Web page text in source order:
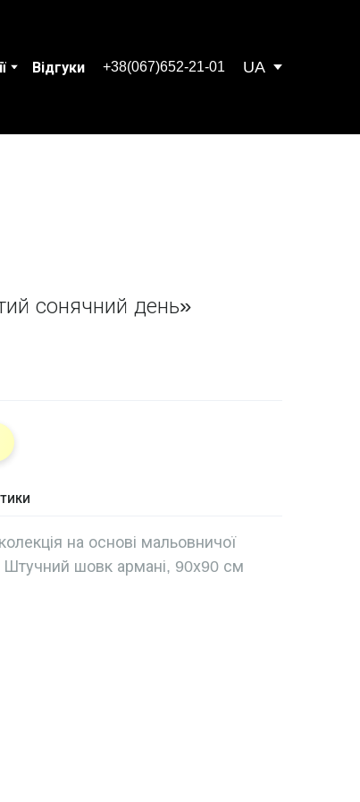
Відгуки +38(067)652-21-01 UA
сонячний день»
на основі мальовничої
Штучний шовк армані, 90х90 см